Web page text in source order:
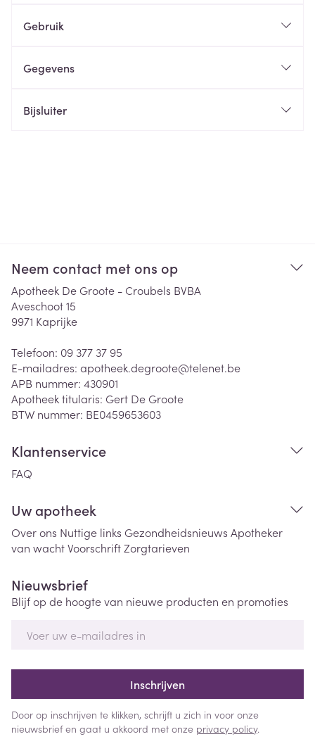
Gebruik
Gegevens
Bijsluiter
Neem contact met ons op
Apotheek De Groote - Croubels BVBA
Aveschoot 15
9971 Kaprijke
Telefoon: 09 377 37 95
E-mailadres: apotheek.degroote@telenet.be
APB nummer: 430901
Apotheek titularis: Gert De Groote
BTW nummer: BE0459653603
Klantenservice
FAQ
Uw apotheek
Over ons Nuttige links Gezondheidsnieuws Apotheker
van wachtVoorschriftZorgtarieven
Nieuwsbrief
Blijf op de hoogte van nieuwe producten en promoties
Inschrijven
Door op inschrijven te klikken, schrijft u zich in voor onze
nieuwsbrief en gaat u akkoord met onze privacy policy.